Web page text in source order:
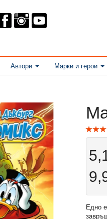
Автори Марки и герои
Едно